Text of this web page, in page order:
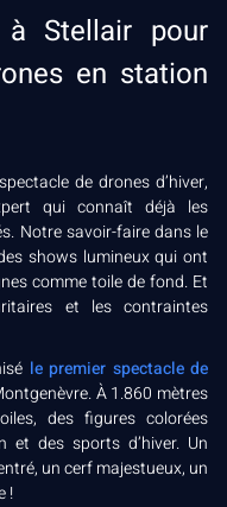
Stellair pour
en station
de drones d’hiver,
qui connaît déjà les
Notre savoir-faire dans le
shows lumineux qui ont
comme toile de fond. Et
et les contraintes
le premier spectacle de
À 1.860 mètres
des figures colorées
et des sports d’hiver. Un
un cerf majestueux, un
!